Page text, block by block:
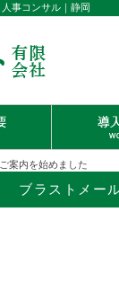
事コンサル｜静岡
案内を始めました
ブラストメー